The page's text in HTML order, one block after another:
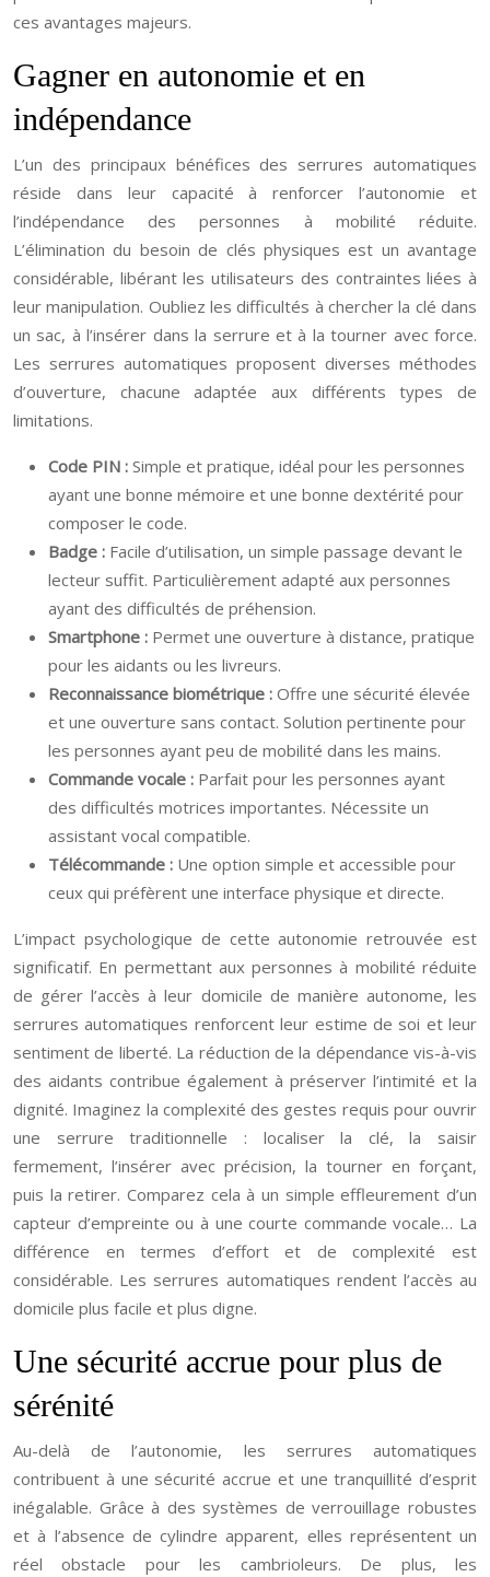
ces avantages majeurs.
Gagner en autonomie et en
indépendance
L’un des principaux bénéfices des serrures automatiques
réside dans leur capacité à renforcer l’autonomie et
l’indépendance des personnes à mobilité réduite.
L’élimination du besoin de clés physiques est un avantage
considérable, libérant les utilisateurs des contraintes liées à
leur manipulation. Oubliez les difficultés à chercher la clé dans
un sac, à l’insérer dans la serrure et à la tourner avec force.
Les serrures automatiques proposent diverses méthodes
d’ouverture, chacune adaptée aux différents types de
limitations.
Code PIN : Simple et pratique, idéal pour les personnes
ayant une bonne mémoire et une bonne dextérité pour
composer le code.
Badge : Facile d’utilisation, un simple passage devant le
lecteur suffit. Particulièrement adapté aux personnes
ayant des difficultés de préhension.
Smartphone : Permet une ouverture à distance, pratique
pour les aidants ou les livreurs.
Reconnaissance biométrique : Offre une sécurité élevée
et une ouverture sans contact. Solution pertinente pour
les personnes ayant peu de mobilité dans les mains.
Commande vocale : Parfait pour les personnes ayant
des difficultés motrices importantes. Nécessite un
assistant vocal compatible.
Télécommande : Une option simple et accessible pour
ceux qui préfèrent une interface physique et directe.
L’impact psychologique de cette autonomie retrouvée est
significatif. En permettant aux personnes à mobilité réduite
de gérer l’accès à leur domicile de manière autonome, les
serrures automatiques renforcent leur estime de soi et leur
sentiment de liberté. La réduction de la dépendance vis-à-vis
des aidants contribue également à préserver l’intimité et la
dignité. Imaginez la complexité des gestes requis pour ouvrir
une serrure traditionnelle : localiser la clé, la saisir
fermement, l’insérer avec précision, la tourner en forçant,
puis la retirer. Comparez cela à un simple effleurement d’un
capteur d’empreinte ou à une courte commande vocale… La
différence en termes d’effort et de complexité est
considérable. Les serrures automatiques rendent l’accès au
domicile plus facile et plus digne.
Une sécurité accrue pour plus de
sérénité
Au-delà de l’autonomie, les serrures automatiques
contribuent à une sécurité accrue et une tranquillité d’esprit
inégalable. Grâce à des systèmes de verrouillage robustes
et à l’absence de cylindre apparent, elles représentent un
réel obstacle pour les cambrioleurs. De plus, les